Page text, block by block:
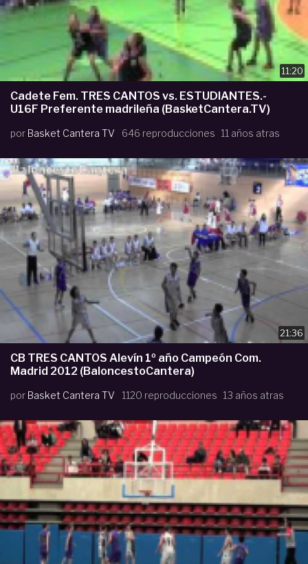
11:20
Cadete Fem. TRES CANTOS vs. ESTUDIANTES.-
U16F Preferente madrileña (BasketCantera.TV)
por Basket Cantera TV 646 reproducciones 11 años atras
21:36
CB TRES CANTOS Alevín 1º año Campeón Com.
Madrid 2012 (BaloncestoCantera)
por Basket Cantera TV 1120 reproducciones 13 años atras